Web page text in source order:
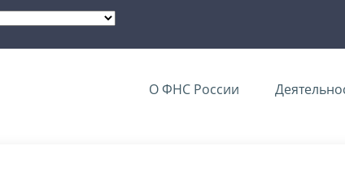
О ФНС России